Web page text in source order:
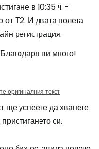
в 10:35 ч. -
от Т2. И двата полета
регистрация.
ви много!
оригиналния текст
ще успеете да хванете
си.